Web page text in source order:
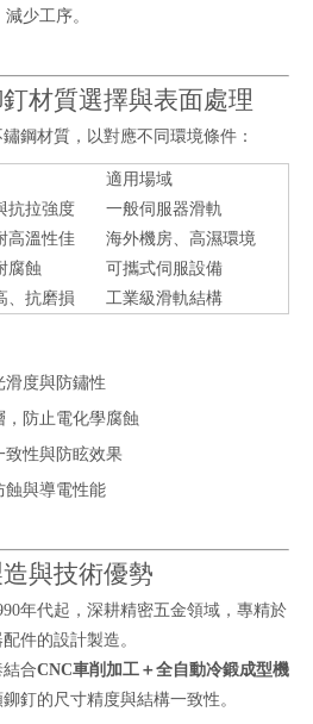
少工序。
材質選擇與表面處理
鋼材質，以對應不同環境條件：
適用場域
抗拉強度
一般伺服器滑軌
高溫性佳
海外機房、高濕環境
腐蝕
可攜式伺服設備
、抗磨損 工業級滑軌結構
滑度與防鏽性
，防止電化學腐蝕
致性與防眩效果
蝕與導電性能
與技術優勢
年代起，深耕精密五金領域，專精於
件的設計製造。
合CNC車削加工＋全自動冷鍛成型機
鉚釘的尺寸精度與結構一致性。